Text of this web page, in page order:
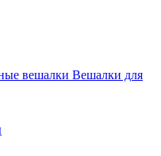
вешалки Вешалки для